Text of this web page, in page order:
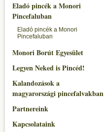
Eladó pincék a Monori
Pincefaluban
Eladó pincék a Monori
Pincefaluban
Monori Borút Egyesület
Legyen Neked is Pincéd!
Kalandozások a
magyarországi pincefalvakban
Partnereink
Kapcsolataink